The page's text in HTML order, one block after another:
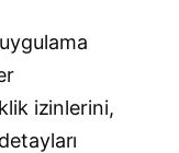
izinlerini,